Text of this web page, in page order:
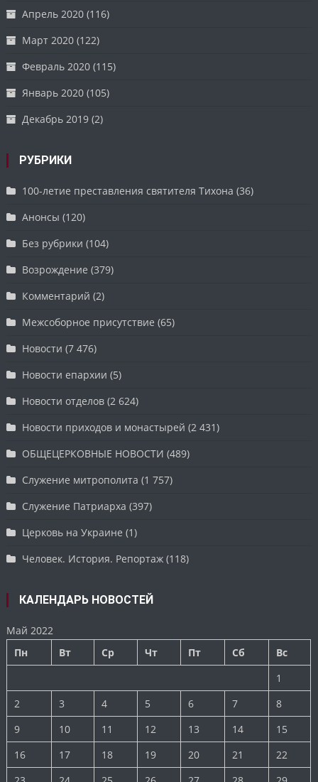
Апрель 2020 (116)
Март 2020 (122)
Февраль 2020 (115)
Январь 2020 (105)
Декабрь 2019 (2)
РУБРИКИ
100-летие преставления святителя Тихона (36)
Анонсы (120)
Без рубрики (104)
Возрождение (379)
Комментарий (2)
Межсоборное присутствие (65)
Новости (7 476)
Новости епархии (5)
Новости отделов (2 624)
Новости приходов и монастырей (2 431)
ОБЩЕЦЕРКОВНЫЕ НОВОСТИ (489)
Служение митрополита (1 757)
Служение Патриарха (397)
Церковь на Украине (1)
Человек. История. Репортаж (118)
КАЛЕНДАРЬ НОВОСТЕЙ
Май 2022
Пн
Вт Ср Чт Пт Сб
Вс
1
2
3 4 5 6 7
8
9
10 11 12 13 14
15
16
17 18 19 20 21
22